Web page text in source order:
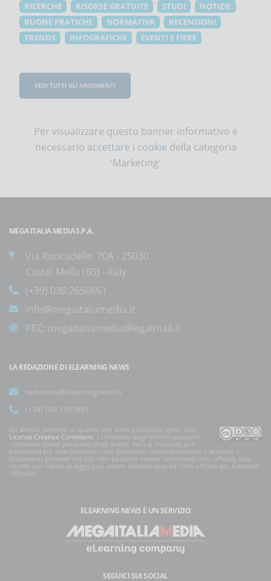
RICERCHE
RISORSE GRATUITE STUDI
NOTIZIE
BUONE PRATICHE
NORMATIVA
RECENSIONI
TRENDS
INFOGRAFICHE EVENTI E FIERE
VEDI TUTTI GLI ARGOMENTI
Per visualizzare questo banner informativo è
necessario accettare i cookie della categoria
'Marketing'
MEGA ITALIA MEDIA S.P.A.
Via Roncadelle, 70A - 25030
Castel Mella (BS) - Italy
(+39) 030.2650661
info@megaitaliamedia.it
PEC: megaitaliamedia@legalmail.it
LA REDAZIONE DI ELEARNING NEWS
redazione@elearningnews.it
(+39) 030.5531835
Gli articoli presenti in questo sito sono pubblicati sotto una
Licenza Creative Commons . I contenuti degli articoli possono
contenere pareri personali degli autori. Non si risponde per
traduzioni e/o interpretazioni che dovessero risultare inesatte o erronee. I
documenti presenti nel sito non possono essere considerati testi ufficiali, una
norma con valore di legge può essere ricavata solo da fonti ufficiali (es. Gazzetta
Ufficiale).
ELEARNING NEWS È UN SERVIZIO
SEGUICI SUI SOCIAL